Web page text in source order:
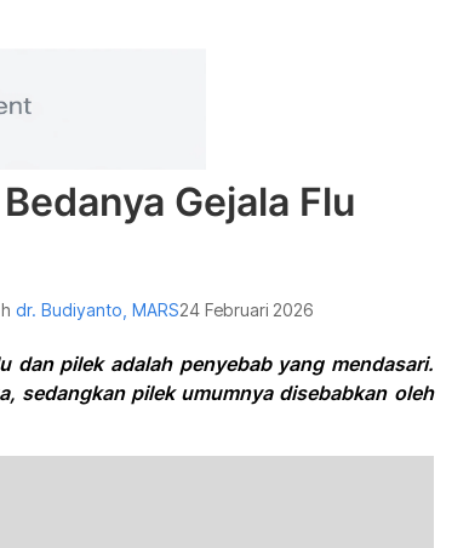
Gejala Flu
dr. Budiyanto, MARS24 Februari 2026
dan pilek adalah penyebab yang mendasari.
sedangkan pilek umumnya disebabkan oleh